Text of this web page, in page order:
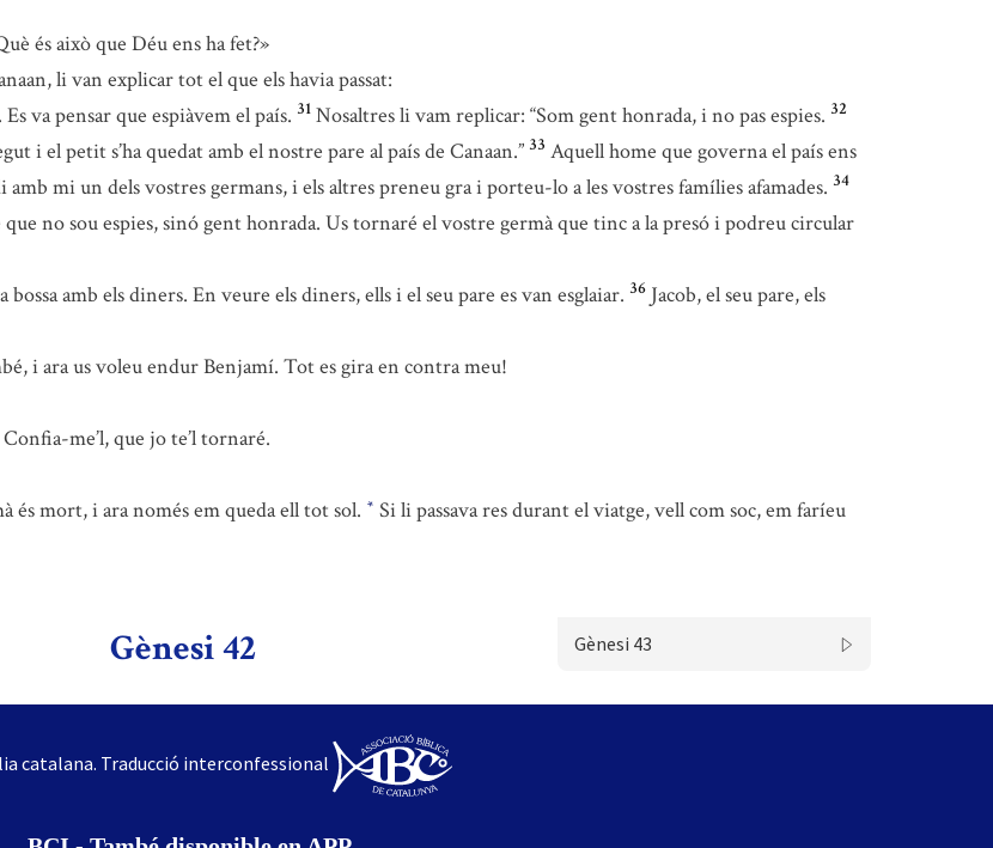
és això que Déu ens ha fet?»
li van explicar tot el que els havia passat:
va pensar que espiàvem el país. 31 Nosaltres li vam replicar: “Som gent honrada, i no pas espies. 32
i el petit s’ha quedat amb el nostre pare al país de Canaan.” 33 Aquell home que governa el país ens
mi un dels vostres germans, i els altres preneu gra i porteu-lo a les vostres famílies afamades. 34
no sou espies, sinó gent honrada. Us tornaré el vostre germà que tinc a la presó i podreu circular
amb els diners. En veure els diners, ells i el seu pare es van esglaiar. 36 Jacob, el seu pare, els
i ara us voleu endur Benjamí. Tot es gira en contra meu!
me’l, que jo te’l tornaré.
és mort, i ara només em queda ell tot sol. * Si li passava res durant el viatge, vell com soc, em faríeu
Gènesi 42 Gènesi 43
catalana. Traducció interconfessional